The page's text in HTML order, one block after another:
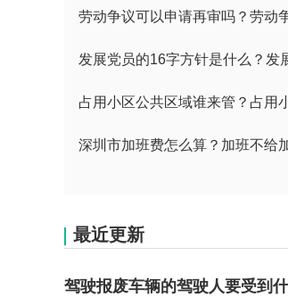
最近更新
驾驶报废车辆的驾驶人要受到